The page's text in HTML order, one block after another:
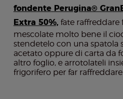
fondente Perugina®
Extra 50%,fate raffreddare
mescolate molto bene il
stendetelo con una spatola
acetato oppure di carta da
altro foglio, e arrotolateli
frigorifero per far raffreddare.